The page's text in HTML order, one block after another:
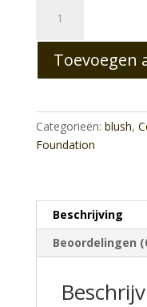
Deluxe
Darker
aantalToevoegen
Categorieën: blush,
Foundation
Beschrijving
Beoordelingen